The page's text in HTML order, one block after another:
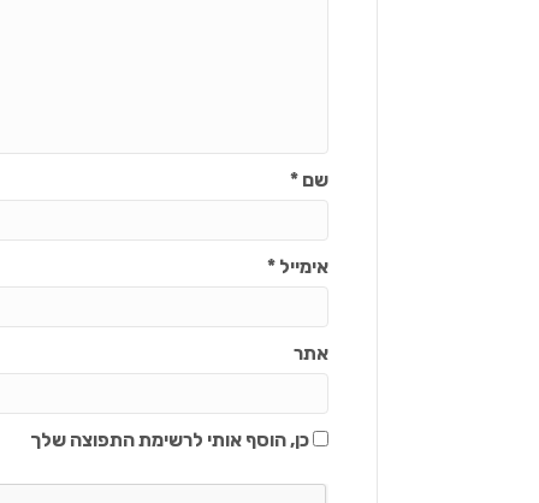
שם*
אימייל*
אתר
כן, הוסף אותי לרשימת התפוצה שלך